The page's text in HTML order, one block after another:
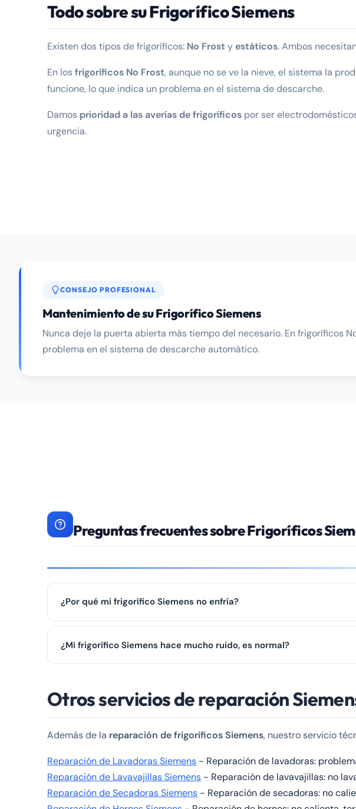
Todo sobre su Frigorífico Siemens
Existen dos tipos de frigoríficos: No Frost y estáticos. Ambos
En losfrigoríficos No Frost, aunque no se ve la nieve, el sistema la
funcione, lo que indica un problema en el sistema de descarche.
Damos prioridad a las averías de frigoríficos por ser
urgencia.
CONSEJO PROFESIONAL
Mantenimiento de su Frigorífico Siemens
Nunca deje la puerta abierta más tiempo del necesario. En frigoríficos
problema en el sistema de descarche automático.
Preguntas frecuentes sobre Frigoríficos
¿Por qué mi frigorífico Siemens no enfría?
contacte con nosotros al ☎️ 979 692 637 y le atenderemos con urgencia.
¿Mi frigorífico Siemens hace mucho ruido, es normal?
☎️ 979 692 637 para diagnóstico.
Otros servicios de reparación
Además de la reparación de frigoríficos Siemens, nuestro servicio
Reparación de Lavadoras Siemens - Reparación de lavadoras:
Reparación de Lavavajillas Siemens - Reparación de lavavajillas: no
Reparación de Secadoras Siemens - Reparación de secadoras: no